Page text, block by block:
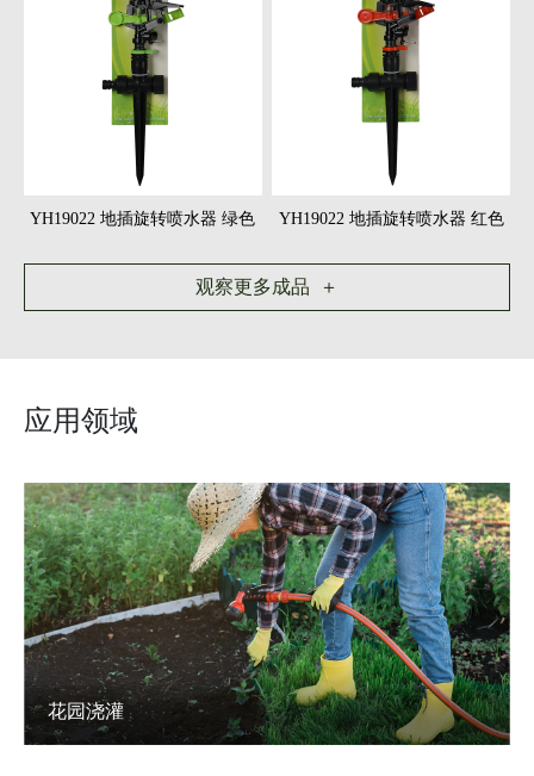
YH19022 地插旋转喷水器 绿色 YH19022 地插旋转喷水器 红色
观察更多成品 ＋
应用领域
花园浇灌